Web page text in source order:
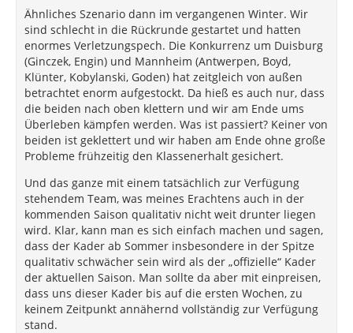
Ähnliches Szenario dann im vergangenen Winter. Wir
sind schlecht in die Rückrunde gestartet und hatten
enormes Verletzungspech. Die Konkurrenz um Duisburg
(Ginczek, Engin) und Mannheim (Antwerpen, Boyd,
Klünter, Kobylanski, Goden) hat zeitgleich von außen
betrachtet enorm aufgestockt. Da hieß es auch nur, dass
die beiden nach oben klettern und wir am Ende ums
Überleben kämpfen werden. Was ist passiert? Keiner von
beiden ist geklettert und wir haben am Ende ohne große
Probleme frühzeitig den Klassenerhalt gesichert.
Und das ganze mit einem tatsächlich zur Verfügung
stehendem Team, was meines Erachtens auch in der
kommenden Saison qualitativ nicht weit drunter liegen
wird. Klar, kann man es sich einfach machen und sagen,
dass der Kader ab Sommer insbesondere in der Spitze
qualitativ schwächer sein wird als der „offizielle“ Kader
der aktuellen Saison. Man sollte da aber mit einpreisen,
dass uns dieser Kader bis auf die ersten Wochen, zu
keinem Zeitpunkt annähernd vollständig zur Verfügung
stand.